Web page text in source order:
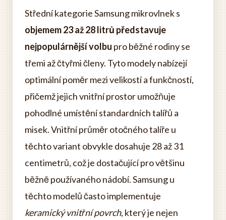
Střední kategorie Samsung mikrovlnek s
objemem 23 až 28 litrů představuje
nejpopulárnější volbu pro běžné rodiny se
třemi až čtyřmi členy. Tyto modely nabízejí
optimální poměr mezi velikostí a funkčností,
přičemž jejich vnitřní prostor umožňuje
pohodlné umístění standardních talířů a
misek. Vnitřní průměr otočného talíře u
těchto variant obvykle dosahuje 28 až 31
centimetrů, což je dostačující pro většinu
běžně používaného nádobí. Samsung u
těchto modelů často implementuje
keramický vnitřní povrch, který je nejen